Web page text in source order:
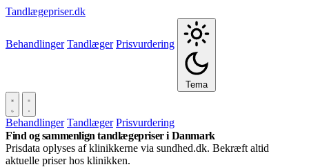
Tandlægepriser.dk
Behandlinger Tandlæger Prisvurdering
Tema
Behandlinger Tandlæger Prisvurdering
Find og sammenlign tandlægepriser i Danmark
Prisdata oplyses af klinikkerne via sundhed.dk. Bekræft altid
aktuelle priser hos klinikken.